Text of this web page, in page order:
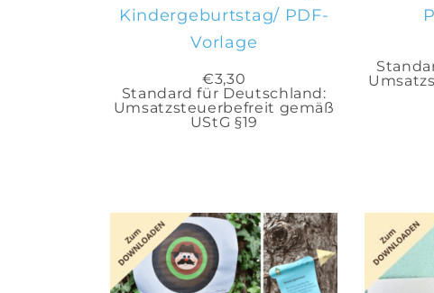
Kindergeburtstag/ PDF-
Vorlage
€3,30
Standard für Deutschland:
Umsatzsteuerbefreit gemäß
UStG §19